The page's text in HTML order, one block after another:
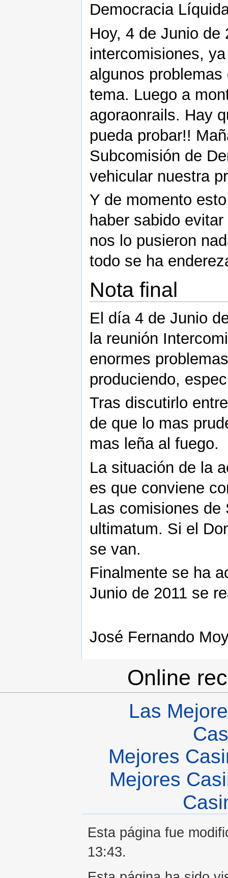
Democracia
Hoy, 4 de Junio de
intercomisiones,
algunos
tema. Luego a
agoraonrails. Hay
pueda probar!!
Subcomisión de
vehicular nuestra
Y de momento
haber sabido
nos lo pusieron
todo se ha
Nota final
El día 4 de Junio
la reunión
enormes
produciendo,
Tras discutirlo
de que lo mas
mas leña al fuego.
La situación de la
es que conviene
Las comisiones de
ultimatum. Si el
se van.
Finalmente se ha
Junio de 2011 se
José Fernando
Online
Las
Mejores
Mejores
Esta página fue
13:43.